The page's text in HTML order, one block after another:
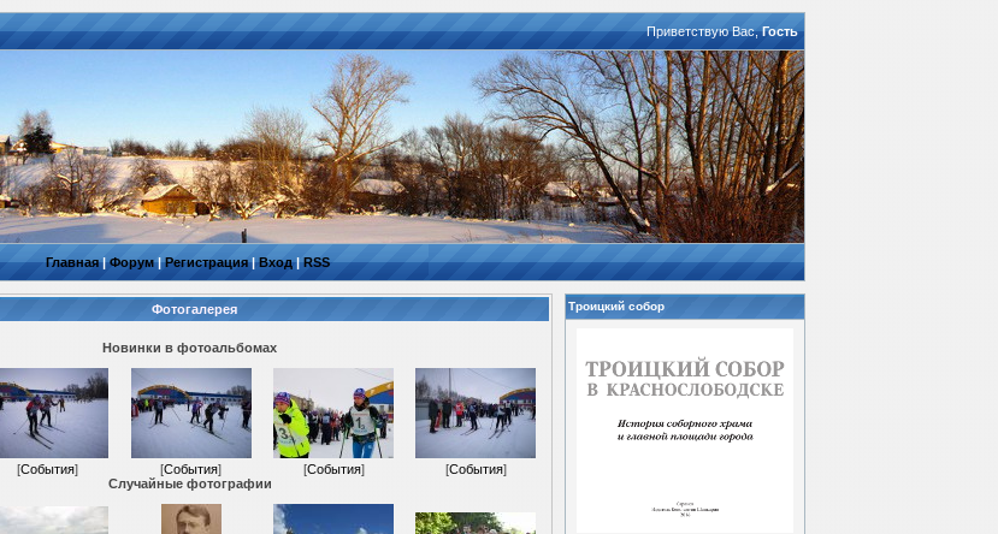
Приветствую Вас,Гость
Главная|Форум|Регистрация|Вход|RSS
Фотогалерея
Новинки в фотоальбомах
[События] [События] [События] [События]
Случайные фотографии
Троицкий собор